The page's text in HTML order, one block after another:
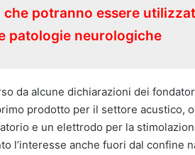
che potranno essere
patologie neurologiche
da alcune dichiarazioni dei
prodotto per il settore acustico,
e un elettrodo per la
l’interesse anche fuori dal confine